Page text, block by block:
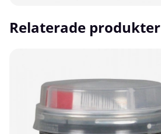
Relaterade produkter